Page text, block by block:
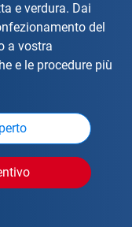
e verdura. Dai
del
a vostra
e le procedure più